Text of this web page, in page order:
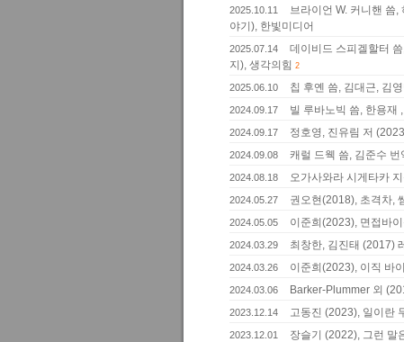
2025.10.11
브라이언 W. 커니핸 씀
야기), 한빛미디어
2025.07.14
데이비드 스피겔할터
지), 생각의힘 2
2025.06.10 칩 후옌 씀, 김대근, 김
2024.09.17 빌 루바노빅 씀, 한용재
2024.09.17 정호영, 진유림 저
2024.09.08 캐럴 드웩 씀, 김준수
2024.08.18 오가사와라 시게타카
2024.05.27 권오현(2018), 초격차,
2024.05.05 이준희(2023), 면접바
2024.03.29 최창한, 김진태 (2017)
2024.03.26 이준희(2023), 이직 바
2024.03.06 Barker-Plummer 외
2023.12.14 고동진 (2023), 일이란
2023.12.01 장슬기 (2022), 그런 말